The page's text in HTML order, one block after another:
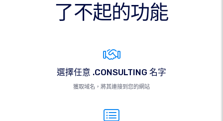
了不起的功能
選擇任意 .CONSULTING 名字
獲取域名，將其連接到您的網站